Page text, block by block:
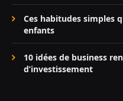
Ces habitudes simples
enfants
10 idées de business
d’investissement